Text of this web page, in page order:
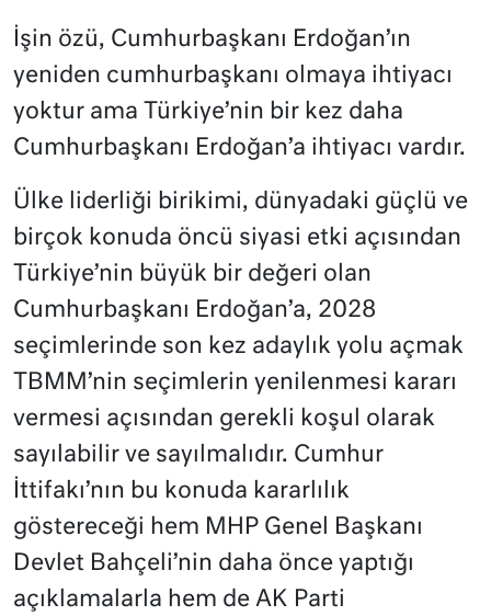
İşin özü, Cumhurbaşkanı Erdoğan’ın
yeniden cumhurbaşkanı olmaya ihtiyacı
yoktur ama Türkiye’nin bir kez daha
Cumhurbaşkanı Erdoğan’a ihtiyacı vardır.
Ülke liderliği birikimi, dünyadaki güçlü ve
birçok konuda öncü siyasi etki açısından
Türkiye’nin büyük bir değeri olan
Cumhurbaşkanı Erdoğan’a, 2028
seçimlerinde son kez adaylık yolu açmak
TBMM’nin seçimlerin yenilenmesi kararı
vermesi açısından gerekli koşul olarak
sayılabilir ve sayılmalıdır. Cumhur
İttifakı’nın bu konuda kararlılık
göstereceği hem MHP Genel Başkanı
Devlet Bahçeli’nin daha önce yaptığı
açıklamalarla hem de AK Parti